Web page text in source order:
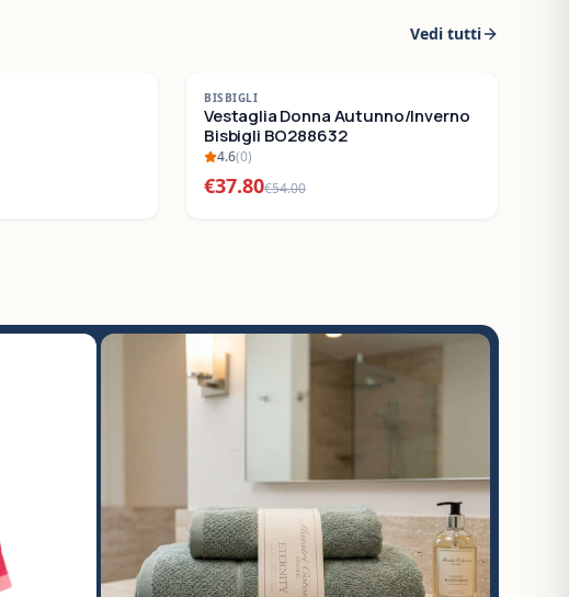
Vedi tutti
-30%
SALDI
BISBIGLI
Vestaglia Donna Autunno/Inverno
Bisbigli BO288632
4.6(0)
€37.80€54.00